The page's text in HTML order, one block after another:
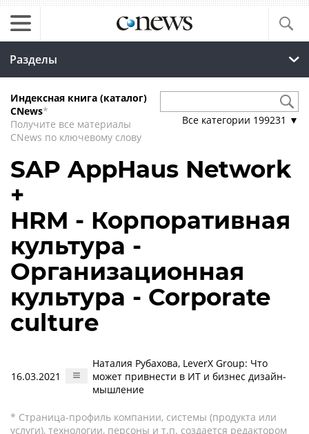
Разделы
Индексная книга (каталог)
CNews*
Получите все материалы
CNews по ключевому слову
Все категории 199231 ▼
SAP AppHaus Network
+
HRM - Корпоративная
культура -
Организационная
культура - Corporate
culture
16.03.2021
Наталия Рубахова, LeverX Group: Что
может привнести в ИТ и бизнес дизайн-
мышление
* Страница-профиль компании, системы (продукта или
услуги), технологии, персоны и т.п. создается редактором